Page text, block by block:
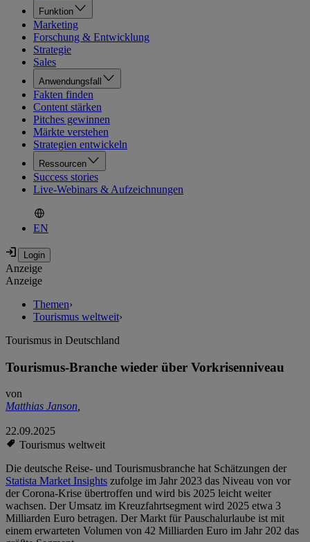
Funktion
Marketing
Forschung & Entwicklung
Strategie
Sales
Anwendungsfall
Fakten finden
Content stärken
Pitches gewinnen
Märkte verstehen
Strategien entwickeln
Ressourcen
Success stories
Live-Webinars & Aufzeichnungen
EN
Anzeige
Anzeige
Themen›
Tourismus weltweit›
Tourismus in Deutschland
Tourismus-Branche wieder über Vorkrisenniveau
von
Matthias Janson,
22.09.2025
Tourismus weltweit
Die deutsche Reise- und Tourismusbranche hat Schätzungen der
Statista Market Insights zufolge im Jahr 2023 das Niveau von vor
der Corona-Krise übertroffen und wird bis 2025 leicht weiter
wachsen. Der Umsatz im Kreuzfahrtsegment wird 2025 etwa 3
Milliarden Euro betragen. Der Markt für Pauschalurlaube ist mit
einem erwarteten Volumen von 42 Milliarden Euro im Jahr 202 das